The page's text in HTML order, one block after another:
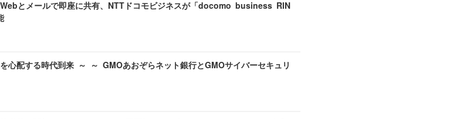
とメールで即座に共有、NTTドコモビジネスが「docomo business RIN
心配する時代到来 ～ ～ GMOあおぞらネット銀行とGMOサイバーセキュリ